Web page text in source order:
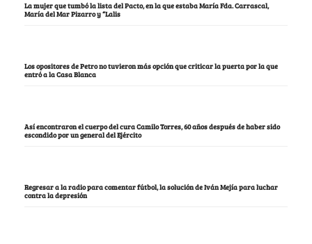
La mujer que tumbó la lista del Pacto, en la que estaba María Fda. Carrascal,
María del Mar Pizarro y “Lalis
Los opositores de Petro no tuvieron más opción que criticar la puerta por la que
entró a la Casa Blanca
Así encontraron el cuerpo del cura Camilo Torres, 60 años después de haber sido
escondido por un general del Ejército
Regresar a la radio para comentar fútbol, la solución de Iván Mejía para luchar
contra la depresión